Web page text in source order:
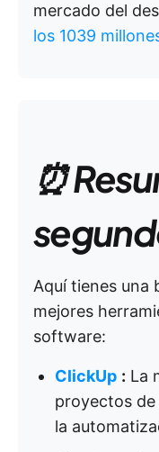
mercado del
los 1039
⏰
Aquí tienes una
mejores
software:
ClickUp : La
proyectos
la